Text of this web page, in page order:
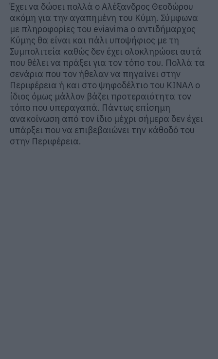
Έχει να δώσει πολλά ο Αλέξανδρος Θεοδώρου
ακόμη για την αγαπημένη του Κύμη. Σύμφωνα
με πληροφορίες του eviavima ο αντιδήμαρχος
Κύμης θα είναι και πάλι υποψήφιος με τη
Συμπολιτεία καθώς δεν έχει ολοκληρώσει αυτά
που θέλει να πράξει για τον τόπο του. Πολλά τα
σενάρια που τον ήθελαν να πηγαίνει στην
Περιφέρεια ή και στο ψηφοδέλτιο του ΚΙΝΑΛ ο
ίδιος όμως μάλλον βάζει προτεραιότητα τον
τόπο που υπεραγαπά. Πάντως επίσημη
ανακοίνωση από τον ίδιο μέχρι σήμερα δεν έχει
υπάρξει που να επιβεβαιώνει την κάθοδό του
στην Περιφέρεια.